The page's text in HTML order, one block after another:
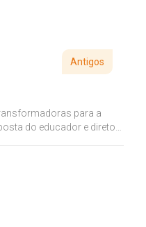
Antigos
para a
do educador e diretor